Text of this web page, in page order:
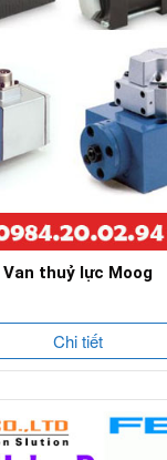
Van thuỷ lực Moog
Chi tiết